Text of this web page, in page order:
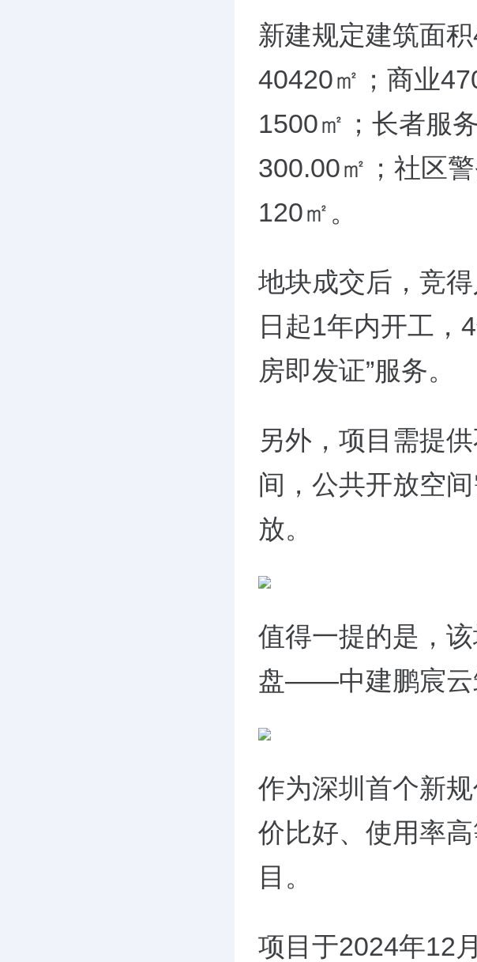
新建规定建筑面
40420㎡；商业
1500㎡；长者服
300.00㎡；社区
120㎡。
地块成交后，竞
日起1年内开工，
房即发证”服务。
另外，项目需提
间，公共开放空
放。
值得一提的是，
盘——中建鹏宸云
作为深圳首个新
价比好、使用率
目。
项目于2024年12